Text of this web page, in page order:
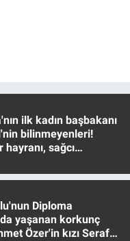
ilk kadın başbakanı
bilinmeyenleri!
sağcı
Diploma
yaşanan korkunç
Özer'in kızı Seraf